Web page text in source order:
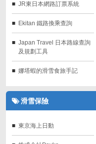
JR東日本網路訂票系統
Ekitan 鐵路換乘查詢
Japan Travel 日本路線查詢
及規劃工具
娜塔蝦的滑雪食旅手記
滑雪保險
東京海上日動